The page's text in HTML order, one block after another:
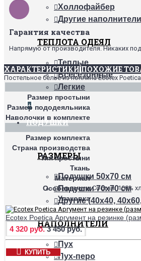
Холлофайбер
Другие наполнители
ТЕПЛОТА ОДЕЯЛ
Теплые
Всесезонные
Легкие
+
ПОДУШКИ
РАЗМЕРЫ
Подушки 50х70 см
Подушки 70х70 см
Другие (40х40,
НАПОЛНИТЕЛИ
Пух
Пух-перо
Гарантия качества
Напрямую от производителя. Никаких
ХАРАКТЕРИСТИКИ ПОХОЖИЕ
Постельное белье из поплина Ecotex
Размер простыни
Размер пододеяльника
Наволочки в комплекте
Размер комплекта
Страна производства
Тип простыни
Ткань
Материал
Особенности Состав: 100%
Упаковка
Ecotex Poetica Аргумент на резинке
4 320 руб. 3 450 руб.
КУПИТЬ